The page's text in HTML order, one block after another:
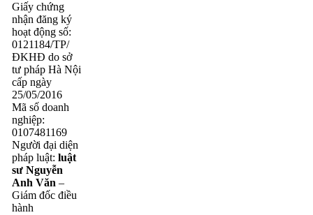
Giấy chứng
nhận đăng ký
hoạt động số:
0121184/TP/
ĐKHĐ do sở
tư pháp Hà Nội
cấp ngày
25/05/2016
Mã số doanh
nghiệp:
0107481169
Người đại diện
pháp luật: luật
sư Nguyễn
Anh Văn –
Giám đốc điều
hành